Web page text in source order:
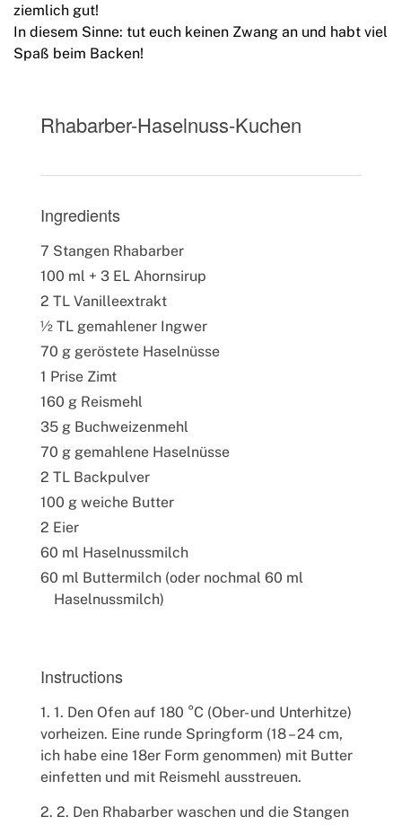
ziemlich gut!
In diesem Sinne: tut euch keinen Zwang an und habt viel
Spaß beim Backen!
Rhabarber-Haselnuss-Kuchen
Ingredients
7 Stangen Rhabarber
100 ml + 3 EL Ahornsirup
2 TL Vanilleextrakt
½ TL gemahlener Ingwer
70 g geröstete Haselnüsse
1 Prise Zimt
160 g Reismehl
35 g Buchweizenmehl
70 g gemahlene Haselnüsse
2 TL Backpulver
100 g weiche Butter
2 Eier
60 ml Haselnussmilch
60 ml Buttermilch (oder nochmal 60 ml
Haselnussmilch)
Instructions
1. Den Ofen auf 180 °C (Ober- und Unterhitze)
vorheizen. Eine runde Springform (18 – 24 cm,
ich habe eine 18er Form genommen) mit Butter
einfetten und mit Reismehl ausstreuen.
2. Den Rhabarber waschen und die Stangen